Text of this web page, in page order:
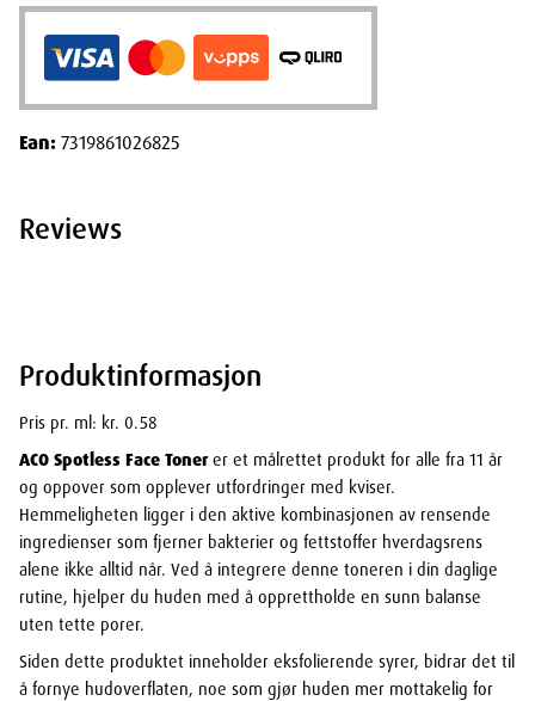
Produktinformasjon
Pris pr. ml: kr. 0.58
ACO Spotless Face Tonerer et målrettet produkt for alle fra 11 år
og oppover som opplever utfordringer med kviser.
Hemmeligheten ligger i den aktive kombinasjonen av rensende
ingredienser som fjerner bakterier og fettstoffer hverdagsrens
alene ikke alltid når. Ved å integrere denne toneren i din daglige
rutine, hjelper du huden med å opprettholde en sunn balanse
uten tette porer.
Siden dette produktet inneholder eksfolierende syrer, bidrar det til
å fornye hudoverflaten, noe som gjør huden mer mottakelig for
Ean:7319861026825
Reviews